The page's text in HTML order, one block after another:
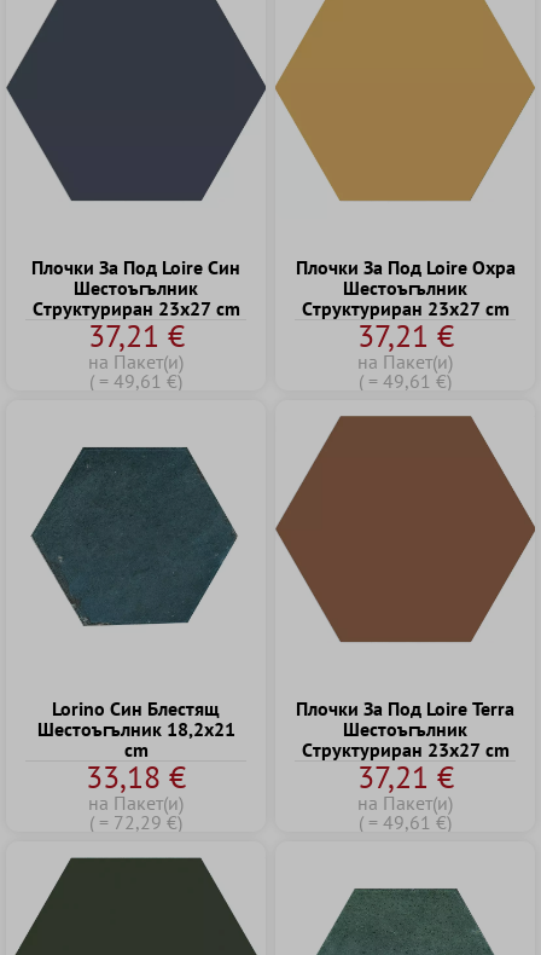
Плочки За Под Loire Син
Шестоъгълник
Cтруктуриран 23x27 cm
37,21 €
на Пакет(и)
( = 49,61 €)
Плочки За Под Loire Oхра
Шестоъгълник
Cтруктуриран 23x27 cm
37,21 €
на Пакет(и)
( = 49,61 €)
Lorino Син Блестящ
Шестоъгълник 18,2x21
cm
33,18 €
на Пакет(и)
( = 72,29 €)
Плочки За Под Loire Terra
Шестоъгълник
Cтруктуриран 23x27 cm
37,21 €
на Пакет(и)
( = 49,61 €)